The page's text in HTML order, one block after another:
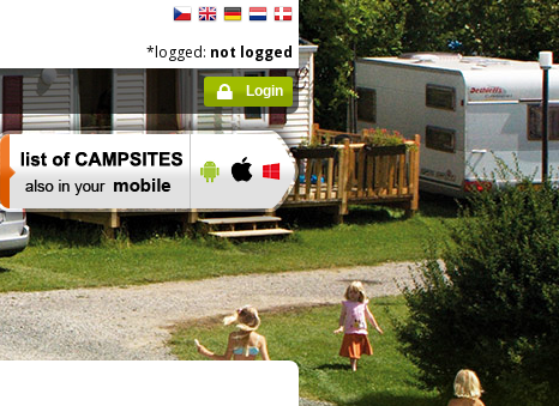
*logged: not logged
Login